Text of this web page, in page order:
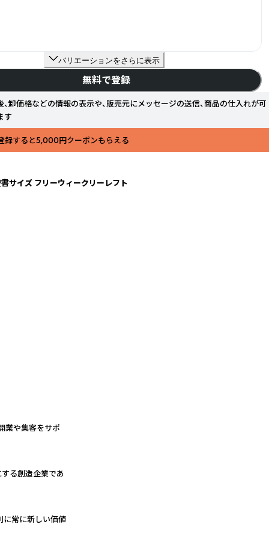
バリエーションをさらに表示
無料で登録
、卸価格などの情報の表示や、販売元にメッセージの送信、商品の仕入れが可
す
登録すると5,000円クーポンもらえる
サイズ フリーウィークリーレフト
業や集客をサポ
する創造企業であ
に常に新しい価値